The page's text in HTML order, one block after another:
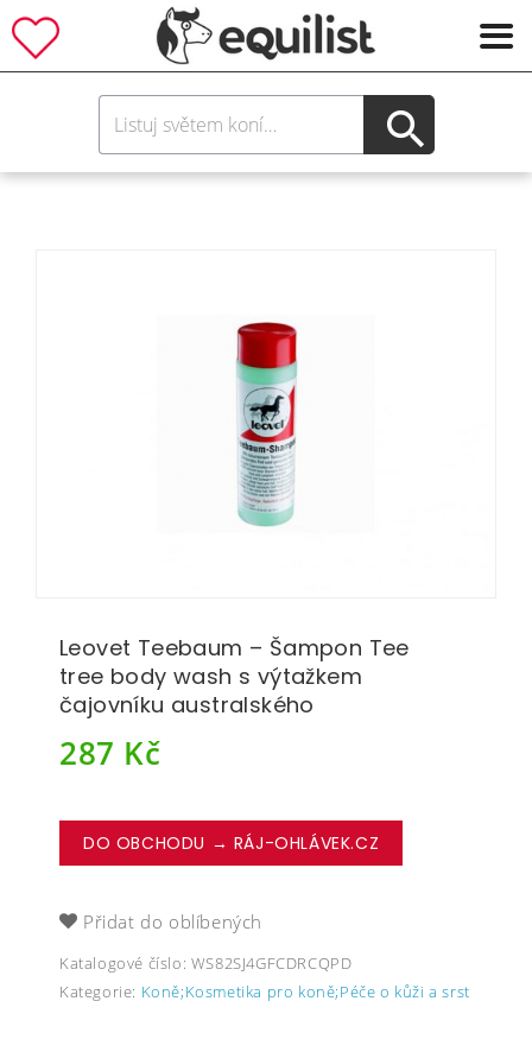
Leovet Teebaum – Šampon Tee
tree body wash s výtažkem
čajovníku australského
287 Kč
DO OBCHODU → RÁJ-OHLÁVEK.CZ
Přidat do oblíbených
Katalogové číslo: WS82SJ4GFCDRCQPD
Kategorie: Koně;Kosmetika pro koně;Péče o kůži a srst